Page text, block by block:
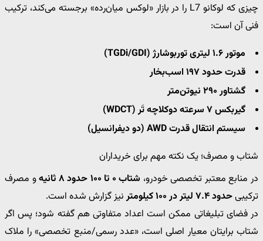
چیزی که لوکانو L7 را در بازار «لوکس میان‌رده» برجسته می‌کند، ترکیب
فنی آن است:
موتور ۱.۶ لیتری توربوشارژ (TGDi/GDI)
قدرت حدود ۱۹۷ اسب‌بخار
گشتاور ۲۹۰ نیوتن‌متر
گیربکس ۷ سرعته دوکلاچه تَر (WDCT)
سیستم انتقال قدرت AWD (دو دیفرانسیل)
شتاب و مصرف؛ یک نکته مهم برای خریداران
در منابع معتبر تخصصی خودرو، شتاب ۰ تا ۱۰۰ حدود ۸ ثانیه
و مصرف
ترکیبیحدود ۷.۴ لیتر در ۱۰۰ کیلومتر
نیز گزارش شده است.
در فضای تبلیغاتی ممکن است اعداد متفاوتی هم گفته شود؛ پس اگر
شتاب برایتان معیار اصلی است، «عدد رسمی/منبع تخصصی» را ملاک